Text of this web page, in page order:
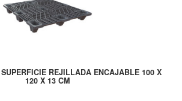
REJILLADA ENCAJABLE 100 X
120 X 13 CM